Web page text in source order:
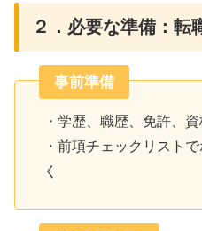
２．必要な準備：転
事前準備
・学歴、職歴、免許、
・前項チェックリスト
く